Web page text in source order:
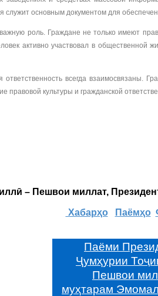
служит основным документом для
роль. Граждане не только имеют
активно участвовал в общественной
ответственность всегда
правовой культуры и гражданской
– Пешвои миллат,
Хабарҳо Паёмҳо
Паёми
Ҷумҳурии
Пешвои
муҳтарам